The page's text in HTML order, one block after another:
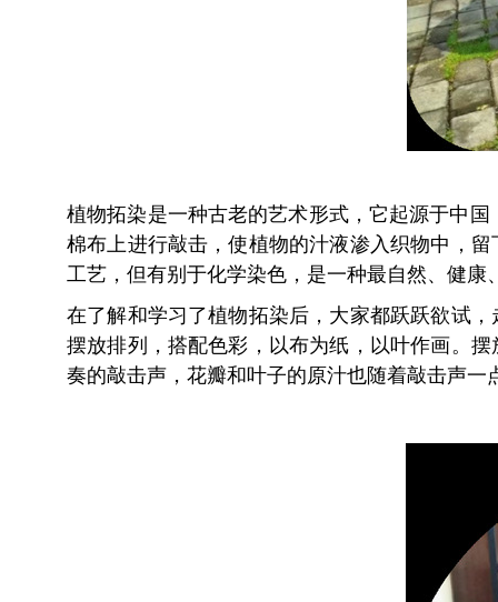
植物拓染是一种古老的艺术形式，它起源于中
棉布上进行敲击，使植物的汁液渗入织物中，
工艺，但有别于化学染色，是一种最自然、健
在了解和学习了植物拓染后，大家都跃跃欲试
摆放排列，搭配色彩，以布为纸，以叶作画。
奏的敲击声，花瓣和叶子的原汁也随着敲击声